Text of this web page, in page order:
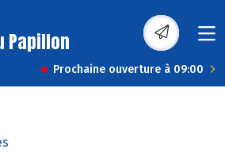
Papillon
Prochaine ouverture à 09:00